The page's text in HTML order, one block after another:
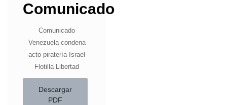
Comunicado
Comunicado
Venezuela condena
acto piratería Israel
Flotilla Libertad
Descargar
PDF